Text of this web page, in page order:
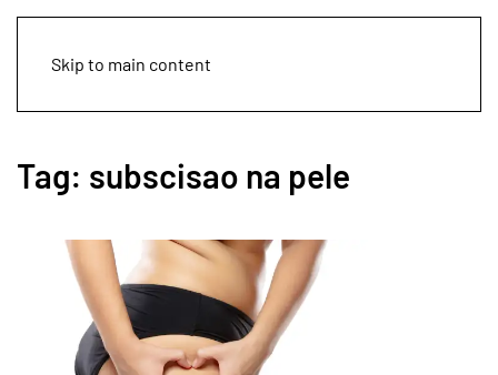
Skip to main content
Tag: subscisao na pele